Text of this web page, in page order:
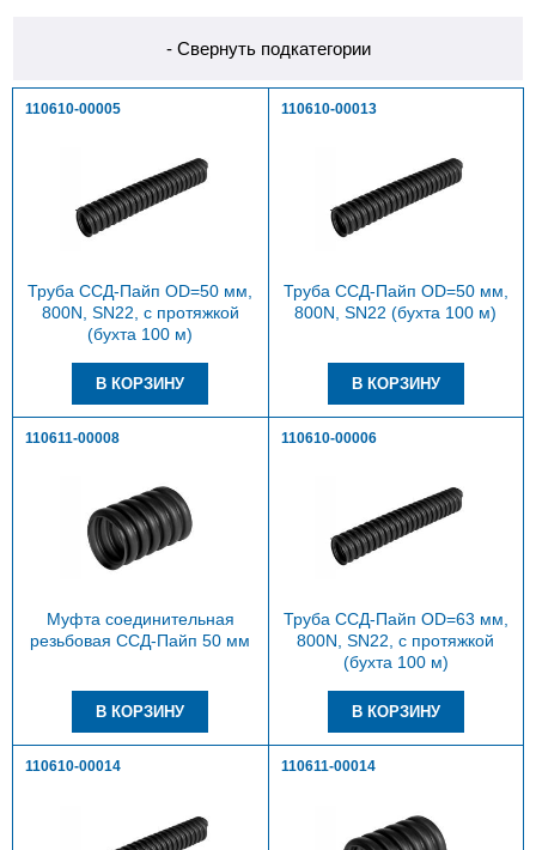
- Свернуть подкатегории
110610-00005
Труба ССД-Пайп OD=50 мм,
800N, SN22, с протяжкой
(бухта 100 м)
110610-00013
Труба ССД-Пайп OD=50 мм,
800N, SN22 (бухта 100 м)
110611-00008
Муфта соединительная
резьбовая ССД-Пайп 50 мм
110610-00006
Труба ССД-Пайп OD=63 мм,
800N, SN22, с протяжкой
(бухта 100 м)
110610-00014 110611-00014